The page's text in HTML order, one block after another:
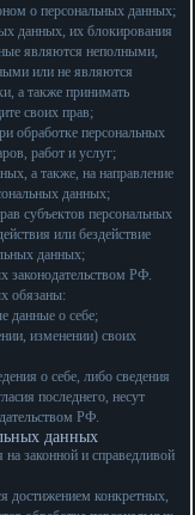
о персональных данных;
данных, их блокирования
являются неполными,
или не являются
а также принимать
своих прав;
обработке персональных
работ и услуг;
а также, на направление
данных;
субъектов персональных
или бездействие
данных;
законодательством РФ.
обязаны:
данные о себе;
изменении) своих
о себе, либо сведения
последнего, несут
РФ.
данных
законной и справедливой
достижением конкретных,